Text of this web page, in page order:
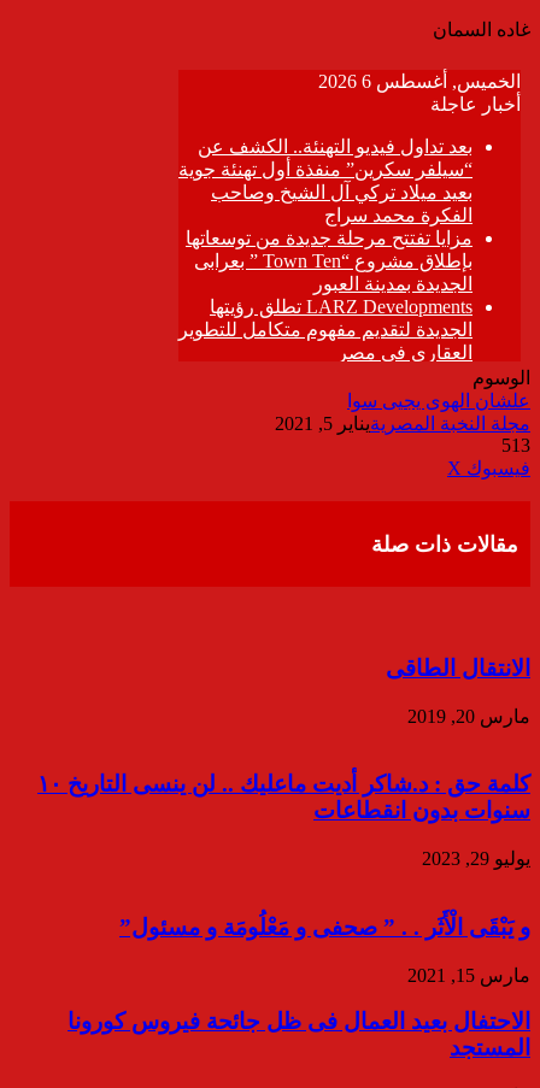
غاده السمان
الوسوم
علشان الهوى يجيى سوا
مجلة النخبة المصريةيناير 5, 2021
513
فيسبوك ‫X
مقالات ذات صلة
الانتقال الطاقى
مارس 20, 2019
كلمة حق : د.شاكر أديت ماعليك .. لن ينسى التاريخ ١٠
سنوات بدون انقطاعات
يوليو 29, 2023
و يَبْقَى الْأَثَر . . ” صحفى و مَعْلُومَة و مسئول”
مارس 15, 2021
الاحتفال بعيد العمال فى ظل جائحة فيروس كورونا
المستجد